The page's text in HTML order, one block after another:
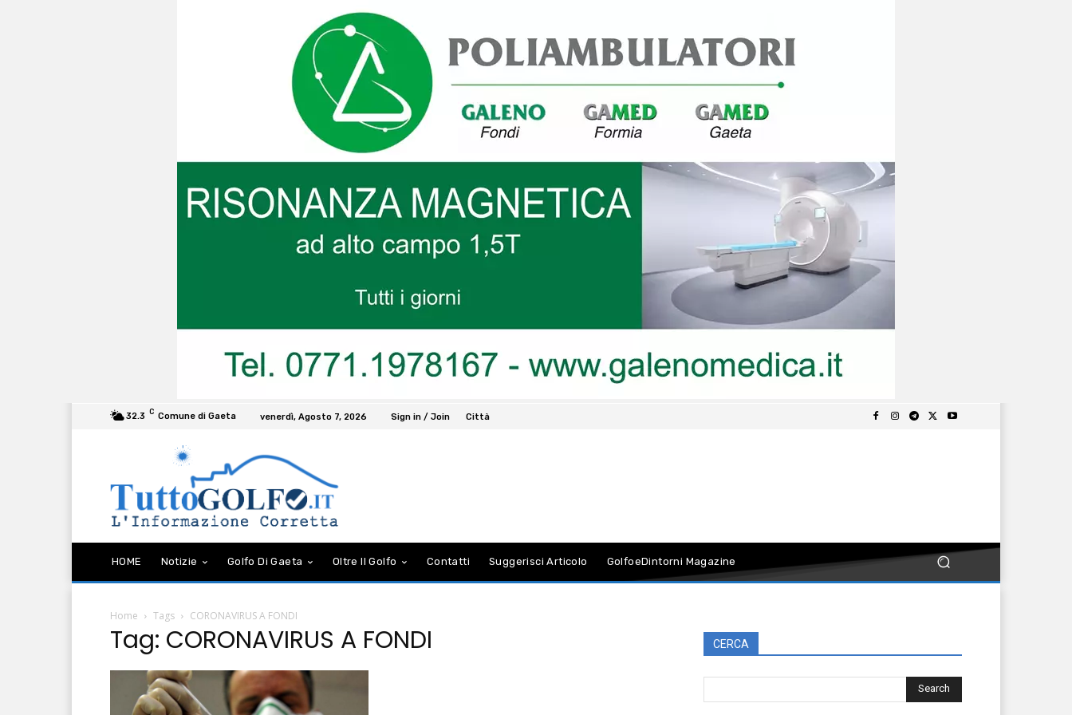
32.3 C Comune di Gaeta venerdì, Agosto 7, 2026 Sign in / Join Città
HOME Notizie Golfo Di Gaeta Oltre Il Golfo Contatti Suggerisci Articolo GolfoeDintorni Magazine
Home Tags CORONAVIRUS A FONDI
Tag: CORONAVIRUS A FONDI CERCA